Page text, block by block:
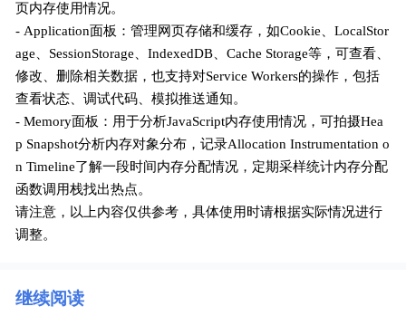
页内存使用情况。
- Application面板：管理网页存储和缓存，如Cookie、LocalStor
age、SessionStorage、IndexedDB、Cache Storage等，可查看、
修改、删除相关数据，也支持对Service Workers的操作，包括
查看状态、调试代码、模拟推送通知。
- Memory面板：用于分析JavaScript内存使用情况，可拍摄Hea
p Snapshot分析内存对象分布，记录Allocation Instrumentation o
n Timeline了解一段时间内存分配情况，定期采样统计内存分配
函数调用栈找出热点。
请注意，以上内容仅供参考，具体使用时请根据实际情况进行
调整。
继续阅读